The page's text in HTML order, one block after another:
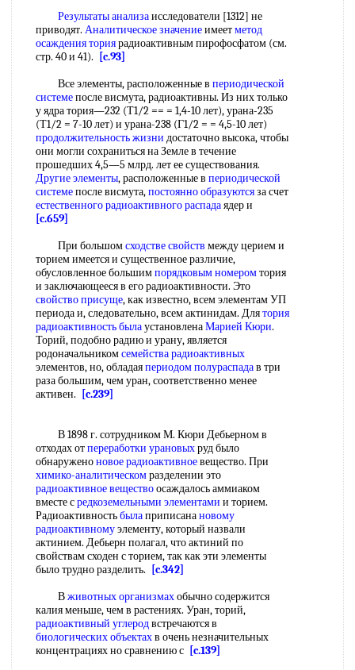
Результаты анализаисследователи [1312] не
приводят. Аналитическое значениеимеетметод
осаждения ториярадиоактивным пирофосфатом (см.
стр. 40 и 41).
[c.93]
Все элементы, расположенные в периодической
системепосле висмута, радиоактивны. Из них только
у ядра тория—232 (Т1/2 == = 1,4-10 лет), урана-235
(Т1/2 = 7-10 лет) и урана-238 (Г1/2 = = 4,5-10 лет)
продолжительность жизни достаточно высока, чтобы
они могли сохраниться на Земле в течение
прошедших 4,5—5 млрд. лет ее существования.
Другие элементы, расположенные в периодической
системепосле висмута,постоянно образуютсяза счет
естественного радиоактивного распадаядер и
[c.659]
При большомсходстве свойств между церием и
торием имеется и существенное различие,
обусловленное большимпорядковым номеромтория
и заключающееся в его радиоактивности. Это
свойство присуще, как известно, всем элементам УП
периода и, следовательно, всем актинидам. Длятория
радиоактивностьбылаустановленаМарией Кюри.
Торий, подобно радию и урану, является
родоначальникомсемейства радиоактивных
элементов, но, обладаяпериодом полураспадав три
раза большим, чем уран, соответственно менее
активен.
[c.239]
В 1898 г. сотрудником М. Кюри Дебьерном в
отходах отпереработки урановыхруд было
обнаруженоновое радиоактивноевещество. При
химико-аналитическомразделении это
радиоактивное веществоосаждалось аммиаком
вместе средкоземельными элементами и торием.
Радиоактивностьбылаприписанановому
радиоактивномуэлементу, который назвали
актинием. Дебьерн полагал, что актиний по
свойствам сходен с торием, так как эти элементы
было трудно разделить.
[c.342]
Вживотных организмахобычно содержится
калия меньше, чем в растениях. Уран, торий,
радиоактивный углеродвстречаются в
биологических объектахв очень незначительных
концентрациях но сравнению с [c.139]